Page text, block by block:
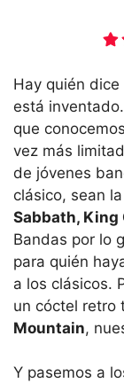
Hay quién
está
que
vez más
de jóvenes
clásico, sean la
Sabbath, King
Bandas por lo
para quién
a los clásicos.
un cóctel retro
Mountain,
Y pasemos a